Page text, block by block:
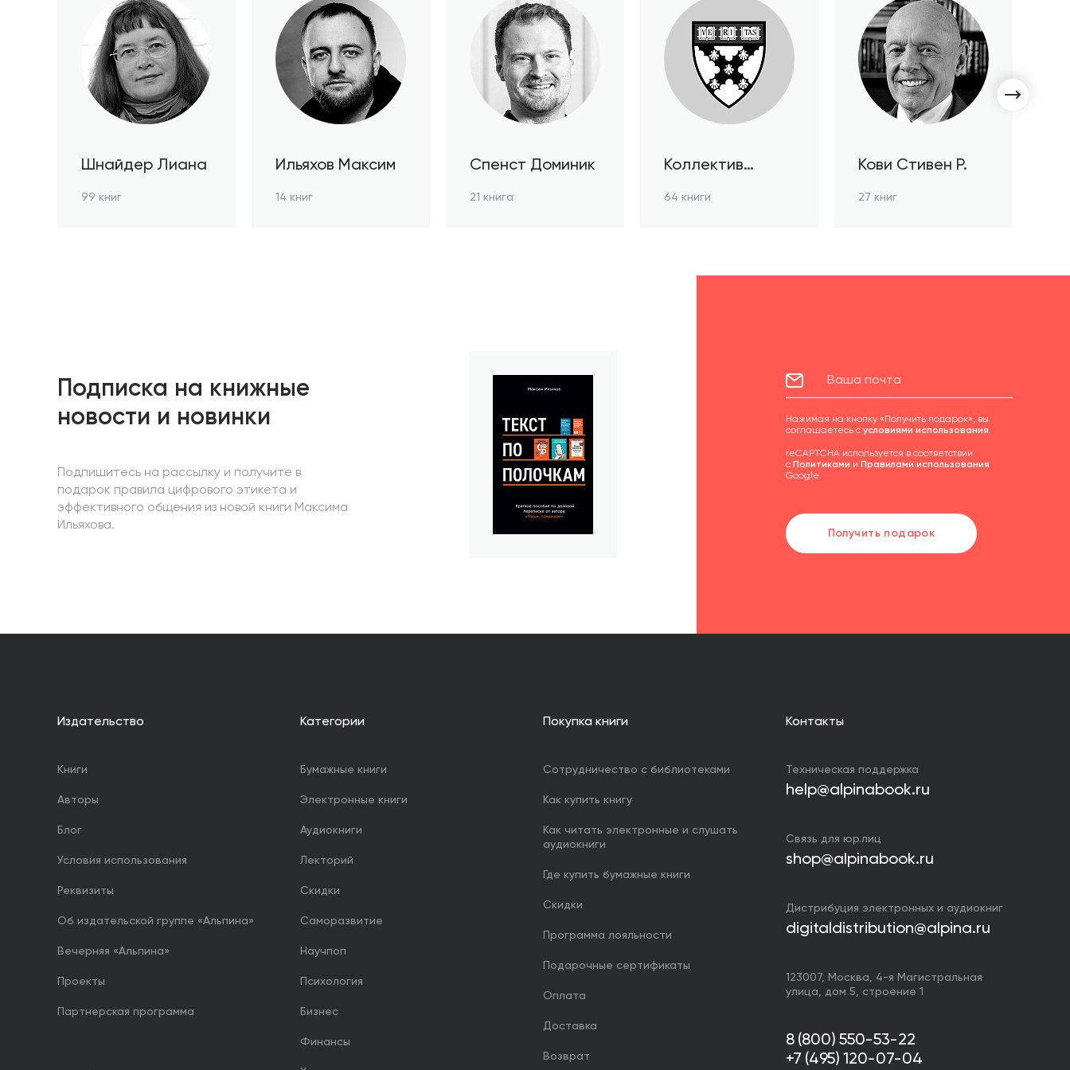
Шнайдер Лиана
99 книг
Ильяхов Максим
14 книг
Спенст Доминик
21 книга
Коллектив
64 книги
Кови Стивен Р.
27 книг
Подписка на книжные
новости и новинки
Подпишитесь на рассылку и получите в
подарок правила цифрового этикета и
эффективного общения из новой книги Максима
Ильяхова.
Нажимая на кнопку «Получить подарок», вы
соглашаетесь с условиями использования.
reCAPTCHA используется в соответствии
с Политиками и Правилами использования
Google.
Получить подарок
Издательство
Книги
Авторы
Блог
Условия использования
Реквизиты
Об издательской группе «Альпина»
Вечерняя «Альпина»
Проекты
Партнерская программа
Категории
Бумажные книги
Электронные книги
Аудиокниги
Лекторий
Скидки
Саморазвитие
Научпоп
Психология
Бизнес
Финансы
Покупка книги
Сотрудничество с библиотеками
Как купить книгу
Как читать электронные и слушать
аудиокниги
Где купить бумажные книги
Скидки
Программа лояльности
Подарочные сертификаты
Оплата
Доставка
Возврат
Контакты
Техническая поддержка
help@alpinabook.ru
Связь для юр.лиц
shop@alpinabook.ru
Дистрибуция электронных и аудиокниг
digitaldistribution@alpina.ru
123007, Москва, 4-я Магистральная
улица, дом 5, строение 1
8 (800) 550-53-22
+7 (495) 120-07-04